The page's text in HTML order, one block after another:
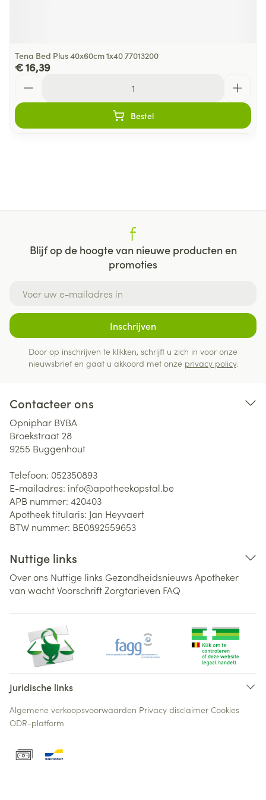
Tena Bed Plus 40x60cm 1x40 77013200
€ 16,39
Bestel
Blijf op de hoogte van nieuwe producten en
promoties
Inschrijven
Door op inschrijven te klikken, schrijft u zich in voor onze
nieuwsbrief en gaat u akkoord met onze privacy policy.
Contacteer ons
Opniphar BVBA
Broekstraat 28
9255 Buggenhout
Telefoon: 052350893
E-mailadres: info@apotheekopstal.be
APB nummer: 420403
Apotheek titularis: Jan Heyvaert
BTW nummer: BE0892559653
Nuttige links
Over ons Nuttige links Gezondheidsnieuws Apotheker
van wachtVoorschriftZorgtarieven FAQ
Juridische links
Algemene verkoopsvoorwaarden Privacy disclaimer Cookies
ODR-platform